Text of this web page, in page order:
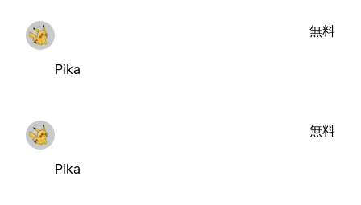
Pika
無料
Pika
無料